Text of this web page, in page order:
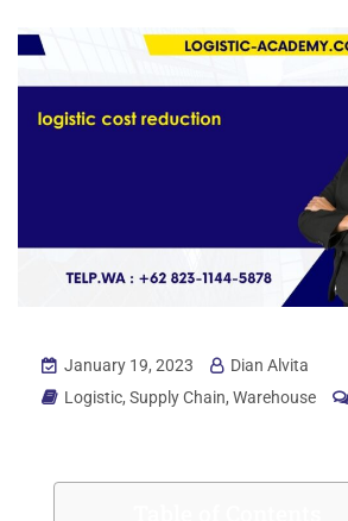
January 19, 2023
Dian Alvita
Logistic, Supply Chain, Warehouse